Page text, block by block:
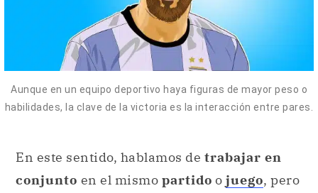
Aunque en un equipo deportivo haya figuras de mayor peso o
habilidades, la clave de la victoria es la interacción entre pares.
En este sentido, hablamos de trabajar en
conjunto en el mismo partido o juego, pero